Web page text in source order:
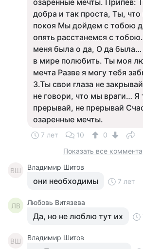
озаренные мечты. Припев:
добра и так проста, Ты, что
покоя Мы дойдем с тобою
опять расстанемся с
меня была о да, О да
в мире полюбить. Ты моя
мечта Разве я могу тебя
3.Ты свои глаза не
не говори, что мы враги… Я
прерывай, не прерывай
озаренные мечты.
7 лет 10
0
Показать все
ВШ Владимир Шитов
они необходимы 7 лет
ЛВ Любовь Витязева
Да, но не люблю тут их
ВШ Владимир Шитов